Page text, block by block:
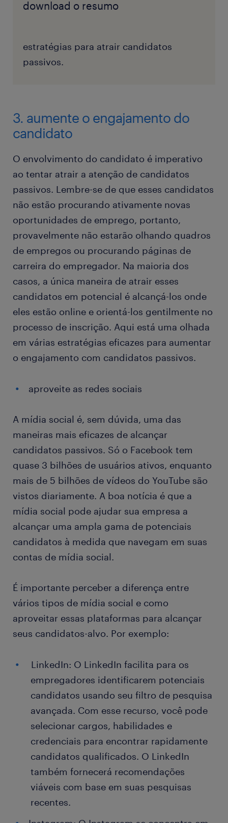
download o resumo
estratégias para atrair candidatos
passivos.
3. aumente o engajamento do
candidato
O envolvimento do candidato é imperativo
ao tentar atrair a atenção de candidatos
passivos. Lembre-se de que esses candidatos
não estão procurando ativamente novas
oportunidades de emprego, portanto,
provavelmente não estarão olhando quadros
de empregos ou procurando páginas de
carreira do empregador. Na maioria dos
casos, a única maneira de atrair esses
candidatos em potencial é alcançá-los onde
eles estão online e orientá-los gentilmente no
processo de inscrição. Aqui está uma olhada
em várias estratégias eficazes para aumentar
o engajamento com candidatos passivos.
aproveite as redes sociais
A mídia social é, sem dúvida, uma das
maneiras mais eficazes de alcançar
candidatos passivos. Só o Facebook tem
quase 3 bilhões de usuários ativos, enquanto
mais de 5 bilhões de vídeos do YouTube são
vistos diariamente. A boa notícia é que a
mídia social pode ajudar sua empresa a
alcançar uma ampla gama de potenciais
candidatos à medida que navegam em suas
contas de mídia social.
É importante perceber a diferença entre
vários tipos de mídia social e como
aproveitar essas plataformas para alcançar
seus candidatos-alvo. Por exemplo:
LinkedIn: O LinkedIn facilita para os
empregadores identificarem potenciais
candidatos usando seu filtro de pesquisa
avançada. Com esse recurso, você pode
selecionar cargos, habilidades e
credenciais para encontrar rapidamente
candidatos qualificados. O LinkedIn
também fornecerá recomendações
viáveis ​​com base em suas pesquisas
recentes.